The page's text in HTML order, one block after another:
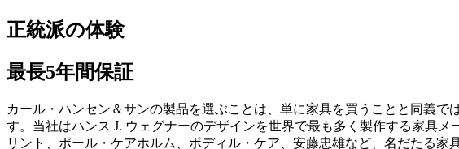
正統派の体験
最長5年間保証
カール・ハンセン＆サンの製品を選ぶことは、単に家具を買うことと同義
す。当社はハンス J. ウェグナーのデザインを世界で最も多く製作する家具
リント、ポール・ケアホルム、ボディル・ケア、安藤忠雄など、名だたる